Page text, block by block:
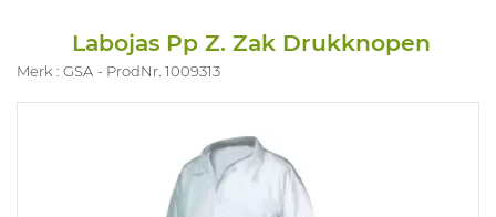
Labojas Pp Z. Zak Drukknopen
Merk : GSA ProdNr. 1009313